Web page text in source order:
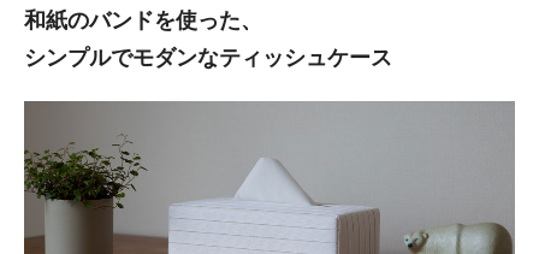
和紙のバンドを使った、
シンプルでモダンなティッシュケース